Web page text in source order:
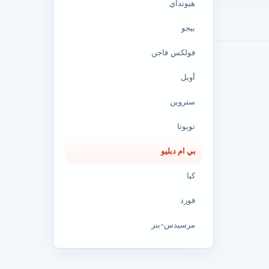
هيونداي
بيجو
فولكس فاجن
أوبل
ستروين
تويوتا
بي ام دبليو
كيا
فورد
مرسيدس-بنز